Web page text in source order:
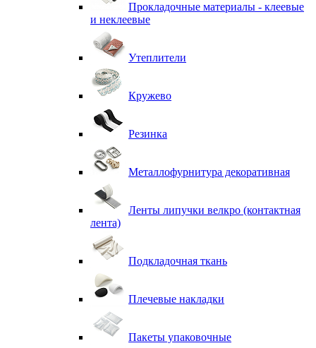
Прокладочные материалы - клеевые
и неклеевые
Утеплители
Кружево
Резинка
Металлофурнитура декоративная
Ленты липучки велкро (контактная
лента)
Подкладочная ткань
Плечевые накладки
Пакеты упаковочные